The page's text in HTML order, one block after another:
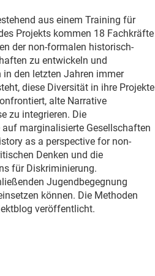
aus einem Training für
Projekts kommen 18 Fachkräfte
der non-formalen historisch-
zu entwickeln und
den letzten Jahren immer
diese Diversität in ihre Projekte
alte Narrative
zu integrieren. Die
marginalisierte Gesellschaften
as a perspective for non-
Denken und die
für Diskriminierung.
Jugendbegegnung
können. Die Methoden
veröffentlicht.